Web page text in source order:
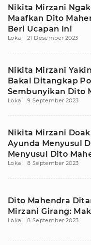
Nikita Mirzani
Maafkan Dito
Beri Ucapan Ini
Lokal 21 Desember 2023
Nikita Mirzani
Bakal Ditangkap
Sembunyikan Dito
Lokal 9 September 2023
Nikita Mirzani
Ayunda Menyusul
Menyusul Dito
Lokal 8 September 2023
Dito Mahendra
Mirzani Girang:
Lokal 8 September 2023